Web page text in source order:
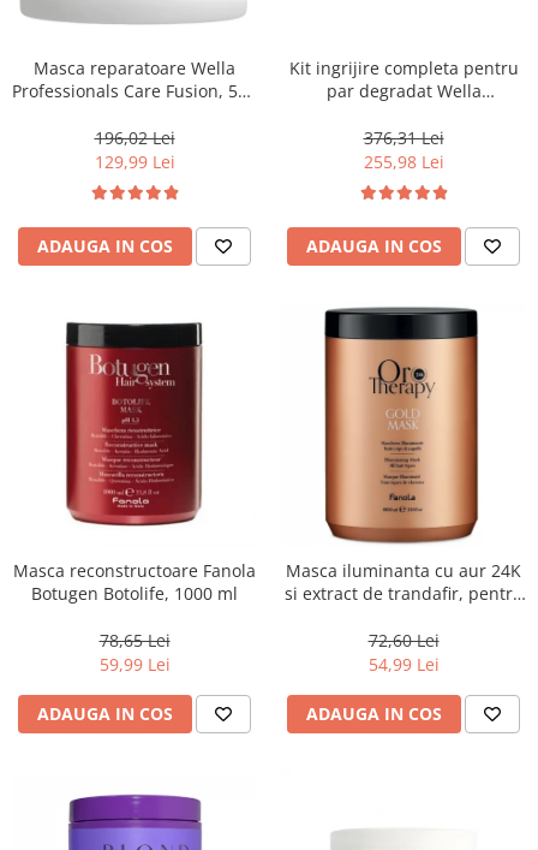
Masca reparatoare Wella
Professionals Care Fusion, 500
196,02 Lei
129,99 Lei
ADAUGA IN COS
Kit ingrijire completa pentru
par degradat Wella
Salon Size
376,31 Lei
255,98 Lei
ADAUGA IN COS
Masca reconstructoare Fanola
Botugen Botolife, 1000 ml
78,65 Lei
59,99 Lei
ADAUGA IN COS
Masca iluminanta cu aur 24K
si extract de trandafir, pentru
Oro Therapy, 1000 ml
72,60 Lei
54,99 Lei
ADAUGA IN COS